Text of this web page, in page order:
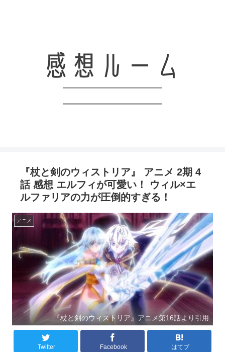
『杖と剣のウィストリア』 アニメ 2期 4
話 感想 エルフィが可愛い！ ウィル×エ
ルファリアの力が圧倒的すぎる！
アニメ
『杖と剣のウィストリア』アニメ第16話より引用
Twitter Facebook はてブ